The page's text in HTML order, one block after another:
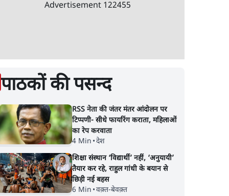
Advertisement 122455
पाठकों की पसन्द
RSS नेता की जंतर मंतर आंदोलन पर
टिप्पणी- सीधे फायरिंग कराता, महिलाओं
का रेप करवाता
4 Min •देश
शिक्षा संस्थान ‘विद्यार्थी’ नहीं, ‘अनुयायी’
तैयार कर रहे, राहुल गांधी के बयान से
छिड़ी नई बहस
6 Min •वक़्त-बेवक़्त